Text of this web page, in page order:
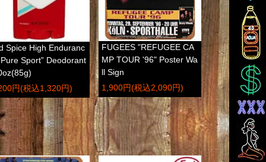
Spice High Enduranc
Sport” Deodorant
円(税込1,320円)
FUGEES "REFUGEE CA
MP TOUR '96" Poster Wa
ll Sign
1,900円(税込2,090円)